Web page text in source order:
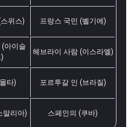
위스) 프랑스 국민 (벨기에)
(아이슬
헤브라이 사람 (이스라엘)
타) 포르투갈 인 (브라질)
말리아) 스페인의 (쿠바)